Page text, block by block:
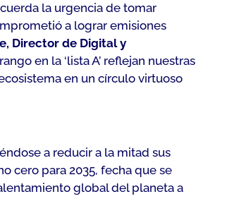
la urgencia de tomar
a lograr emisiones
Director de Digital y
en la ‘lista A’ reflejan nuestras
en un círculo virtuoso
a reducir a la mitad sus
cero para 2035, fecha que se
global del planeta a